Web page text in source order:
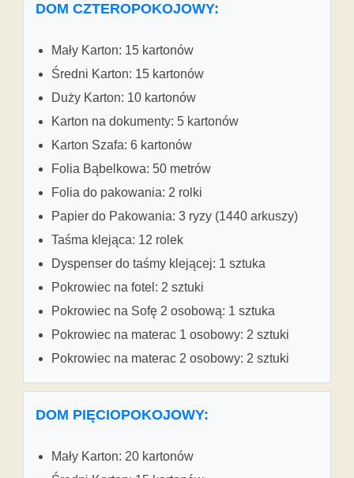
DOM CZTEROPOKOJOWY:
Mały Karton: 15 kartonów
Średni Karton: 15 kartonów
Duży Karton: 10 kartonów
Karton na dokumenty: 5 kartonów
Karton Szafa: 6 kartonów
Folia Bąbelkowa: 50 metrów
Folia do pakowania: 2 rolki
Papier do Pakowania: 3 ryzy (1440 arkuszy)
Taśma klejąca: 12 rolek
Dyspenser do taśmy klejącej: 1 sztuka
Pokrowiec na fotel: 2 sztuki
Pokrowiec na Sofę 2 osobową: 1 sztuka
Pokrowiec na materac 1 osobowy: 2 sztuki
Pokrowiec na materac 2 osobowy: 2 sztuki
DOM PIĘCIOPOKOJOWY:
Mały Karton: 20 kartonów